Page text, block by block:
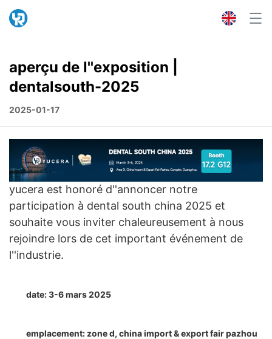
aperçu de l''exposition |
dentalsouth-2025
2025-01-17
yucera est honoré d''annoncer notre
participation à dental south china 2025 et
souhaite vous inviter chaleureusement à nous
rejoindre lors de cet important événement de
l''industrie.
date: 3-6 mars 2025
emplacement: zone d, china import & export fair pazhou